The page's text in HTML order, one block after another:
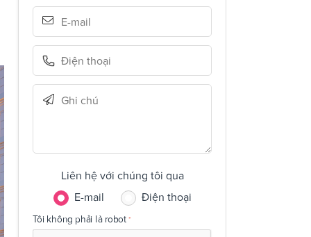
Liên hệ với chúng tôi qua
E-mail
Điện thoại
Tôi không phải là robot